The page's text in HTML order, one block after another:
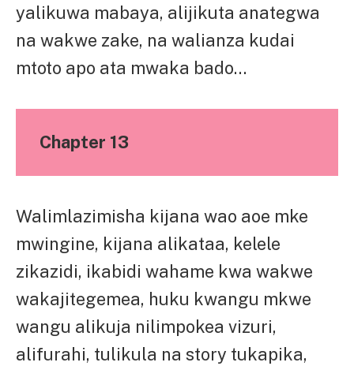
yalikuwa mabaya, alijikuta anategwa
na wakwe zake, na walianza kudai
mtoto apo ata mwaka bado…
Chapter 13
Walimlazimisha kijana wao aoe mke
mwingine, kijana alikataa, kelele
zikazidi, ikabidi wahame kwa wakwe
wakajitegemea, huku kwangu mkwe
wangu alikuja nilimpokea vizuri,
alifurahi, tulikula na story tukapika,